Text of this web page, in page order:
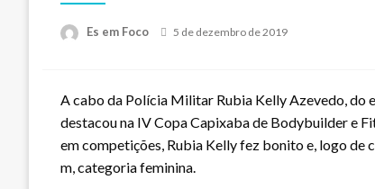
Es em Foco
Posted
5 de dezembro de 2019
A cabo da Polícia Militar Rubia Kelly Azevedo, do
destacou na IV Copa Capixaba de Bodybuilder e
em competições, Rubia Kelly fez bonito e, logo de
m, categoria feminina.